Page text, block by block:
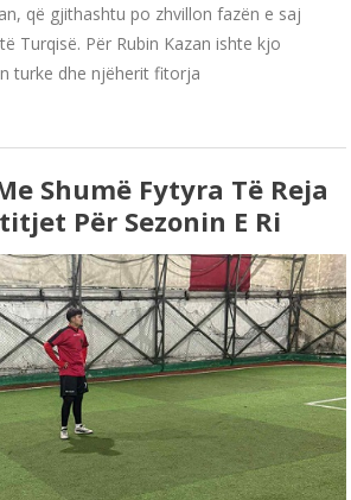
që gjithashtu po zhvillon fazën e saj
Turqisë. Për Rubin Kazan ishte kjo
turke dhe njëherit fitorja
Shumë Fytyra Të Reja
Për Sezonin E Ri